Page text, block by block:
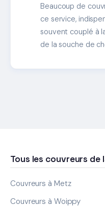
Beaucoup de
ce service,
souvent couplé à
de la souche de
Tous les couvreurs de
Couvreurs à Metz
Couvreurs à Woippy